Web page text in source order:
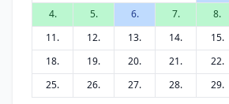
4.
5. 6. 7. 8.
11.
12. 13. 14. 15.
18.
19. 20. 21. 22.
25.
26. 27. 28. 29.